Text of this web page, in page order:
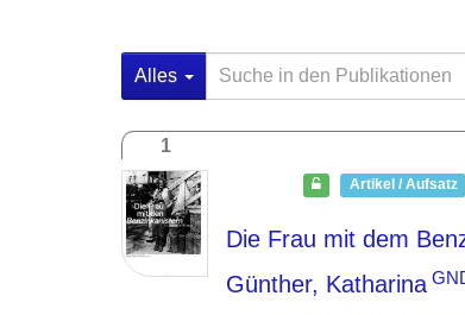
Alles
1
Artikel / Aufsatz
Die Frau mit dem
Günther, Katharina